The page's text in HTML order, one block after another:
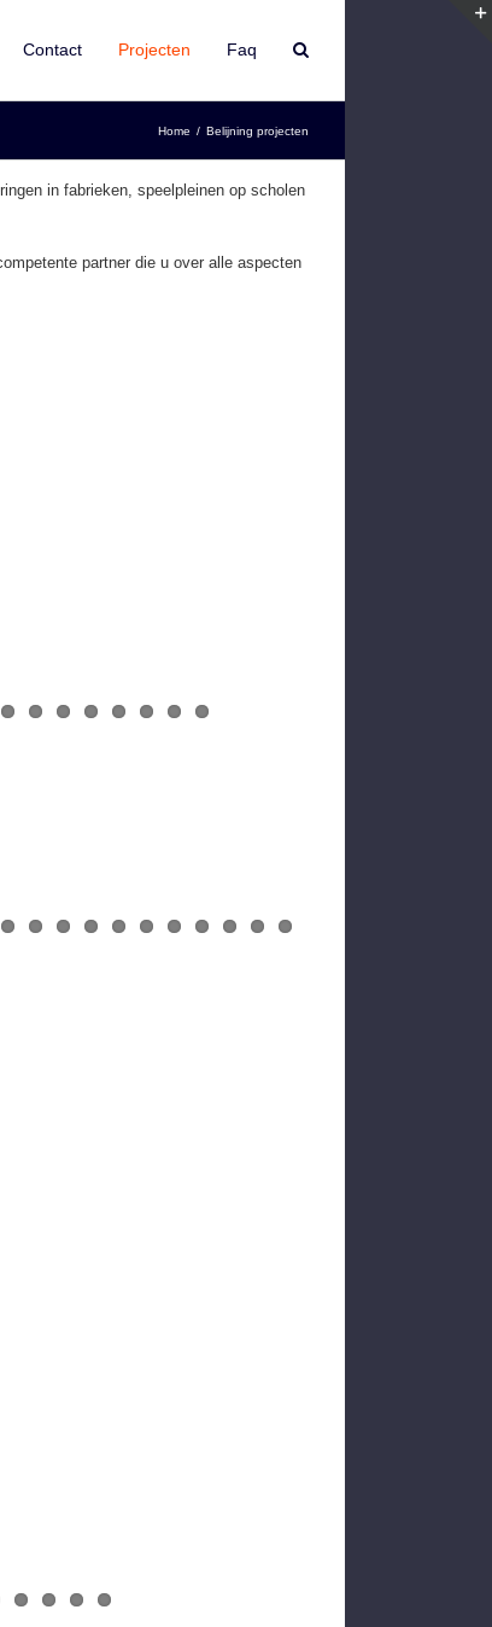
Contact Projecten Faq
Home / Belijning projecten
in fabrieken, speelpleinen op scholen
partner die u over alle aspecten